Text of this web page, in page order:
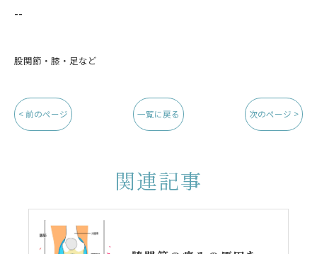
--
股関節・膝・足など
< 前のページ 一覧に戻る 次のページ >
関連記事